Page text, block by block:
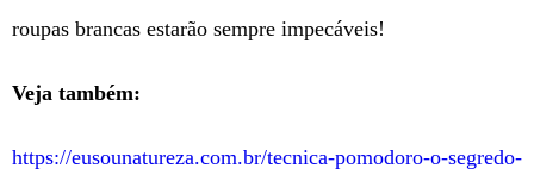
roupas brancas estarão sempre impecáveis!
Veja também:
https://eusounatureza.com.br/tecnica-pomodoro-o-segredo-